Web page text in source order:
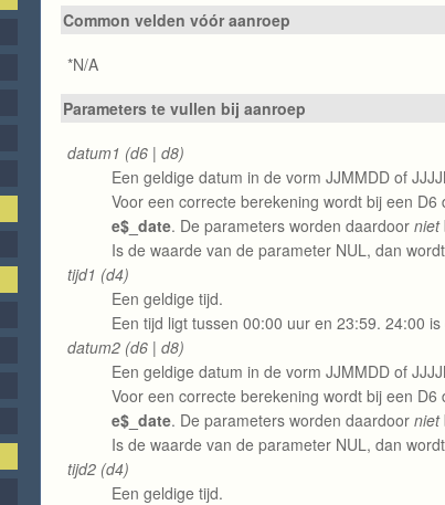
Common velden vóór aanroep
*N/A
Parameters te vullen bij aanroep
datum1 (d6 | d8)
Een geldige datum in de vorm JJMMDD of
Voor een correcte berekening wordt bij een
e$_date. De parameters worden daardoor niet
Is de waarde van de parameter NUL, dan
tijd1 (d4)
Een geldige tijd.
Een tijd ligt tussen 00:00 uur en 23:59. 24:00
datum2 (d6 | d8)
Een geldige datum in de vorm JJMMDD of
Voor een correcte berekening wordt bij een
e$_date. De parameters worden daardoor niet
Is de waarde van de parameter NUL, dan
tijd2 (d4)
Een geldige tijd.